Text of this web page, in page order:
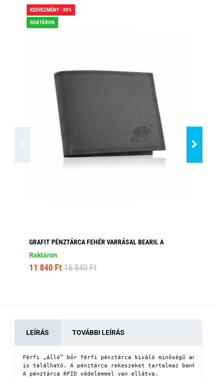
KEDVEZMÉNY -30%
RAKTÁRON
GRAFIT PÉNZTÁRCA FEHÉR VARRÁSAL BEARIL A
Raktáron
11 840 Ft 16 840 Ft
LEÍRÁS TOVÁBBI LEÍRÁS
Férfi „álló” bőr férfi pénztárca kiváló minőségű
is található. A pénztárca rekeszeket tartalmaz
A pénztárca RFID védelemmel van ellátva.